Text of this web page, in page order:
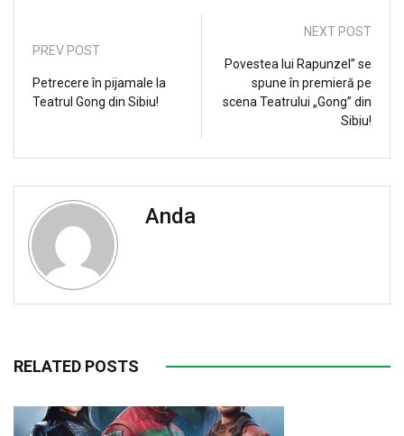
PREV POST
Petrecere în pijamale la
Teatrul Gong din Sibiu!
NEXT POST
Povestea lui Rapunzel” se
spune în premieră pe
scena Teatrului „Gong” din
Sibiu!
Anda
RELATED POSTS